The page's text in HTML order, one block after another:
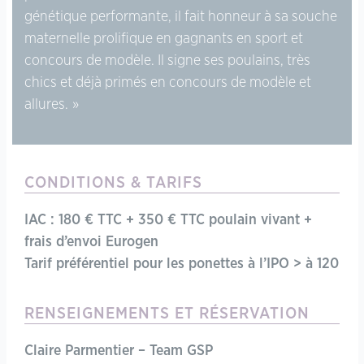
génétique performante, il fait honneur à sa souche
maternelle prolifique en gagnants en sport et
concours de modèle. Il signe ses poulains, très
chics et déjà primés en concours de modèle et
allures.
CONDITIONS & TARIFS
IAC : 180 € TTC + 350 € TTC poulain vivant +
frais d’envoi Eurogen
Tarif préférentiel pour les ponettes à l’IPO > à 120
RENSEIGNEMENTS ET RÉSERVATION
Claire Parmentier – Team GSP